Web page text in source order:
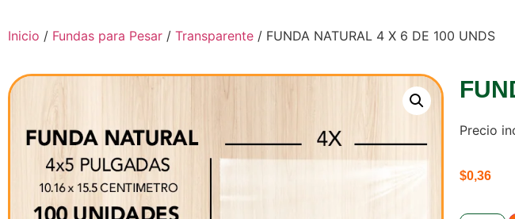
Inicio / Fundas para Pesar / Transparente / FUNDA NATURAL 4 X 6 DE 100 UNDS
Precio
$0,36